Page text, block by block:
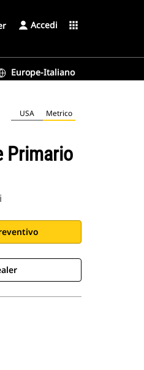
Accedi apps
Europe-Italiano
USA Metrico
Primario